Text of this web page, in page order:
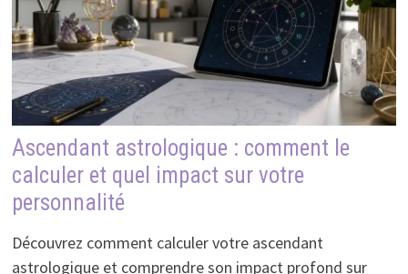
Ascendant astrologique : comment le
calculer et quel impact sur votre
personnalité
Découvrez comment calculer votre ascendant
astrologique et comprendre son impact profond sur